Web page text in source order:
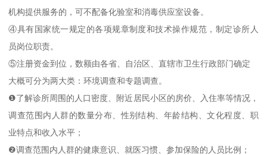
机构提供服务的，可不配备化验室和消毒供应室设备。
④具有国家统一规定的各项规章制度和技术操作规范，制定诊所人
员岗位职责。
⑤注册资金到位，数额由各省、自治区、直辖市卫生行政部门确定
大概可分为两大类：环境调查和专题调查。
❶了解诊所周围的人口密度、附近居民小区的房价、入住率等情况，
调查范围内人群的数量分布、性别结构、年龄结构、文化程度、职
业特点和收入水平；
❷调查范围内人群的健康意识、就医习惯、参加保险的人员比例；